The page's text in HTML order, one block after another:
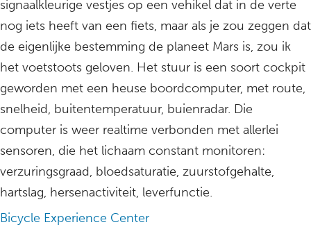
signaalkleurige vestjes op een vehikel dat in de verte
nog iets heeft van een fiets, maar als je zou zeggen dat
de eigenlijke bestemming de planeet Mars is, zou ik
het voetstoots geloven. Het stuur is een soort cockpit
geworden met een heuse boordcomputer, met route,
snelheid, buitentemperatuur, buienradar. Die
computer is weer realtime verbonden met allerlei
sensoren, die het lichaam constant monitoren:
verzuringsgraad, bloedsaturatie, zuurstofgehalte,
hartslag, hersenactiviteit, leverfunctie.
Bicycle Experience Center